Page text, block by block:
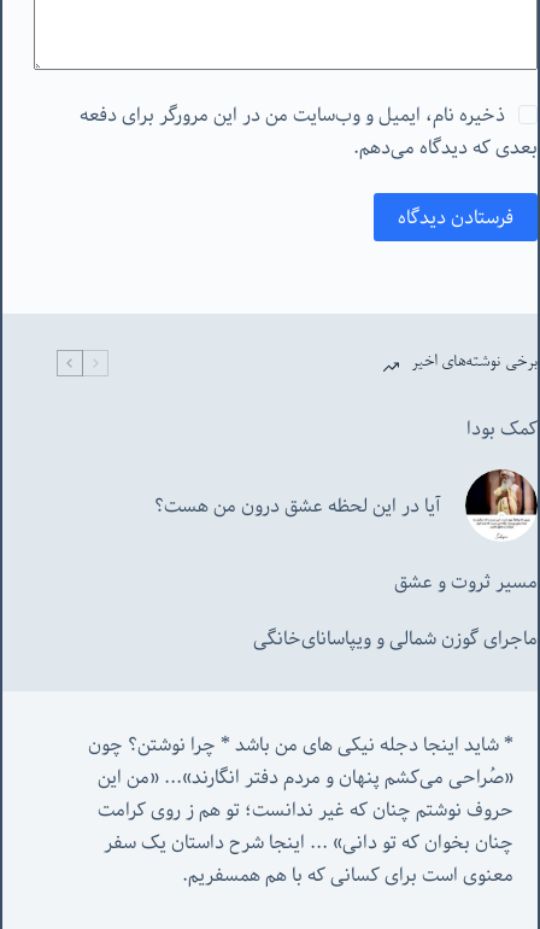
ذخیره نام، ایمیل و وب‌سایت من در این مرورگر برای دفعه
بعدی که دیدگاه می‌دهم.
فرستادن دیدگاه
برخی نوشته‌های اخیر
کمک بودا
آیا در این لحظه عشق درون من هست؟
مسیر ثروت و عشق
ماجرای گوزن شمالی و‌ ویپاسانای‌خانگی
«صُراحی می‌کشم پنهان‌ و مردم‌ دفتر انگارند»... «
چنان بخوان که تو دانی» ...
معنوی است برای کسانی که با هم همسفریم.